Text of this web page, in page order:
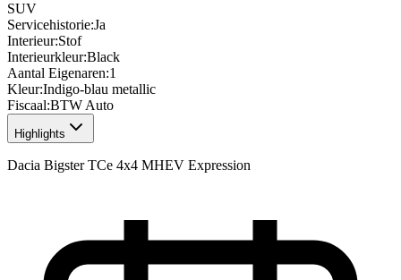
SUV
Servicehistorie:Ja
Interieur:Stof
Interieurkleur:Black
Aantal Eigenaren:1
Kleur:Indigo-blau metallic
Fiscaal:BTW Auto
Highlights
Dacia Bigster TCe 4x4 MHEV Expression